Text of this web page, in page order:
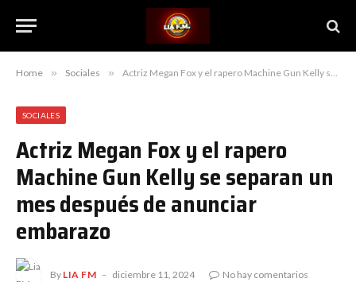
Home » Sociales » Actriz Megan Fox y el rapero Machine Gun Kelly se separan un mes después de anunciar embarazo
SOCIALES
Actriz Megan Fox y el rapero
Machine Gun Kelly se separan un
mes después de anunciar
embarazo
By LIA FM diciembre 11, 2024 No hay comentarios